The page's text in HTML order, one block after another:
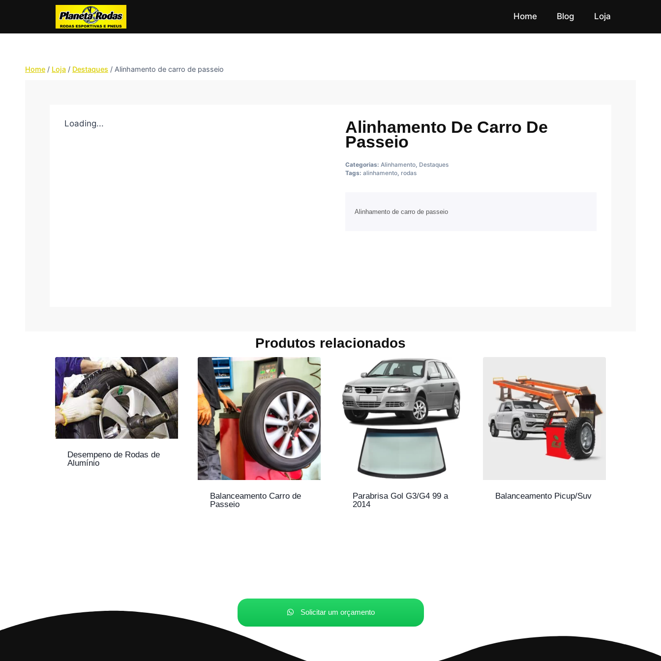
Home Blog Loja
Home / Loja / Destaques / Alinhamento de carro de passeio
Loading... Alinhamento De Carro De
Passeio
Categorias: Alinhamento, Destaques
Tags: alinhamento, rodas
Alinhamento de carro de passeio
Produtos relacionados
Desempeno de Rodas de
Alumínio
Balanceamento Carro de
Passeio
Parabrisa Gol G3/G4 99 a
2014
Balanceamento Picup/Suv
Solicitar um orçamento